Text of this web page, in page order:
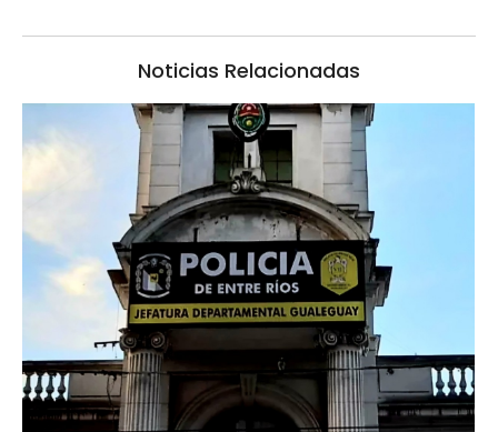
Noticias Relacionadas